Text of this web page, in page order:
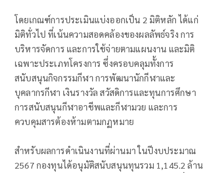
โดยเกณฑ์การประเมินแบ่งออกเป็น 2 มิติหลัก ได้แก่
มิติทั่วไป ที่เน้นความสอดคล้องของผลลัพธ์จริง การ
บริหารจัดการ และการใช้จ่ายตามแผนงาน และมิติ
เฉพาะประเภทโครงการ ซึ่งครอบคลุมทั้งการ
สนับสนุนกิจกรรมกีฬา การพัฒนานักกีฬาและ
บุคลากรกีฬา เงินรางวัล สวัสดิการและทุนการศึกษา
การสนับสนุนกีฬาอาชีพและกีฬามวย และการ
ควบคุมสารต้องห้ามตามกฏหมาย
สำหรับผลการดำเนินงานที่ผ่านมา ในปีงบประมาณ
2567 กองทุนได้อนุมัติสนับสนุนทุนรวม 1,145.2 ล้าน